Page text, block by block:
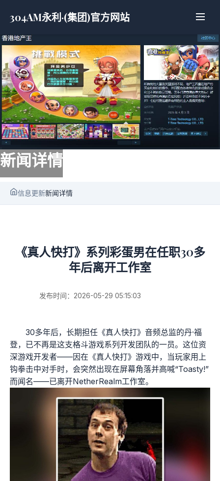
304AM永利·(集团)官方网站
新闻详情
信息更新新闻详情
《真人快打》系列彩蛋男在任职30多
年后离开工作室
发布时间：2026-05-29 05:15:03
30多年后，长期担任《真人快打》音频总监的丹·福
登，已不再是这支格斗游戏系列开发团队的一员。这位资
深游戏开发者——因在《真人快打》游戏中，当玩家用上
钩拳击中对手时，会突然出现在屏幕角落并高喊“Toasty!”
而闻名——已离开NetherRealm工作室。